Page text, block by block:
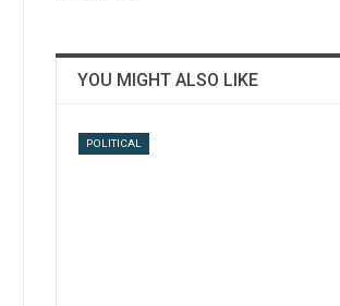
YOU MIGHT ALSO LIKE
POLITICAL